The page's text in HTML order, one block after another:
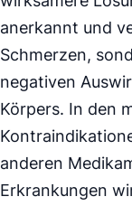
anerkannt und
Schmerzen,
negativen
Körpers. In den
anderen
Erkrankungen